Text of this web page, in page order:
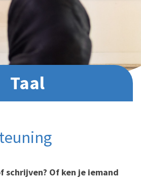
Taal
schrijven? Of ken je iemand